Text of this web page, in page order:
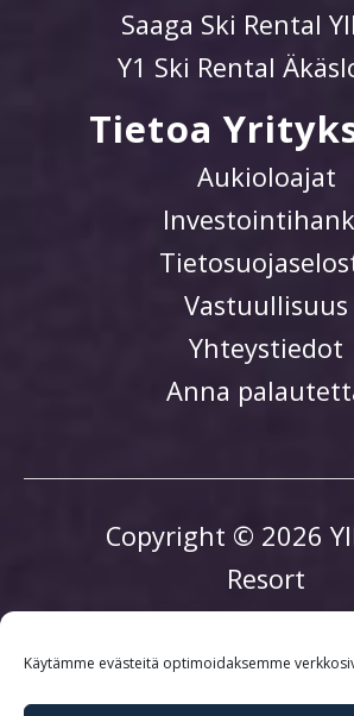
Käytämme evästeitä optimoidaksemme
Saaga Ski Rental
Y1 Ski Rental
Tietoa
Aukioloajat
Vastuullisuus
Yhteystiedot
Anna
Copyright © 2026
Resort